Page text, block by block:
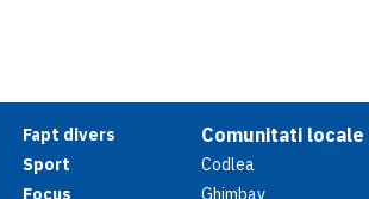
Fapt divers
Sport
Focus
Comunitati locale
Codlea
Ghimbav